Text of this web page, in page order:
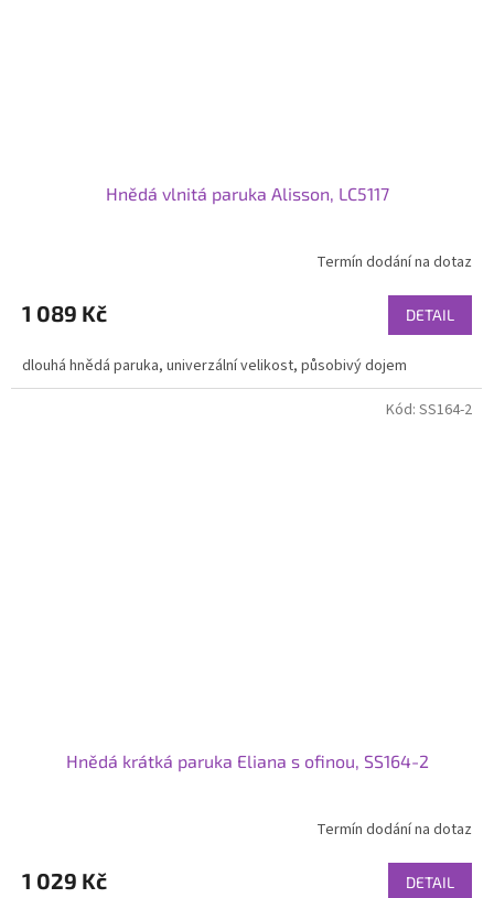
Hnědá vlnitá paruka Alisson, LC5117
Termín dodání na dotaz
1 089 Kč DETAIL
dlouhá hnědá paruka, univerzální velikost, působivý dojem
Hnědá krátká paruka Eliana s ofinou, SS164-2
Termín dodání na dotaz
1 029 Kč DETAIL
Kód: SS164-2